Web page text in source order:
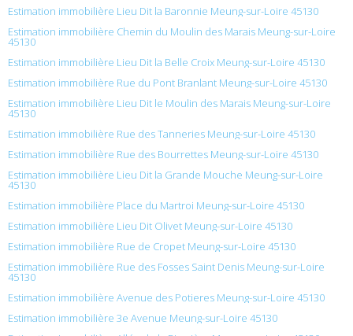
Estimation immobilière Lieu Dit la Baronnie Meung-sur-Loire 45130
Estimation immobilière Chemin du Moulin des Marais Meung-sur-Loire
45130
Estimation immobilière Lieu Dit la Belle Croix Meung-sur-Loire 45130
Estimation immobilière Rue du Pont Branlant Meung-sur-Loire 45130
Estimation immobilière Lieu Dit le Moulin des Marais Meung-sur-Loire
45130
Estimation immobilière Rue des Tanneries Meung-sur-Loire 45130
Estimation immobilière Rue des Bourrettes Meung-sur-Loire 45130
Estimation immobilière Lieu Dit la Grande Mouche Meung-sur-Loire
45130
Estimation immobilière Place du Martroi Meung-sur-Loire 45130
Estimation immobilière Lieu Dit Olivet Meung-sur-Loire 45130
Estimation immobilière Rue de Cropet Meung-sur-Loire 45130
Estimation immobilière Rue des Fosses Saint Denis Meung-sur-Loire
45130
Estimation immobilière Avenue des Potieres Meung-sur-Loire 45130
Estimation immobilière 3e Avenue Meung-sur-Loire 45130